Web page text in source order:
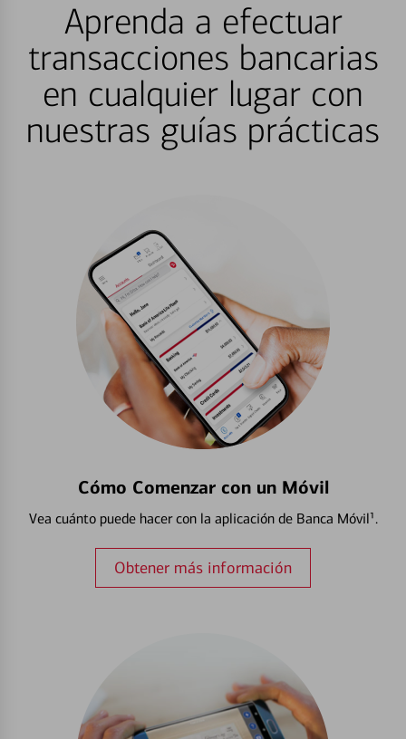
Aprenda a efectuar
transacciones bancarias
en cualquier lugar con
nuestras guías prácticas
Cómo Comenzar con un Móvil
Vea cuánto puede hacer con la aplicación de Banca Móvil¹.
Obtener más información